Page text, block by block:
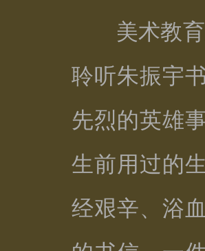
美术教育
聆听朱振宇
先烈的英雄
生前用过的
经艰辛、浴